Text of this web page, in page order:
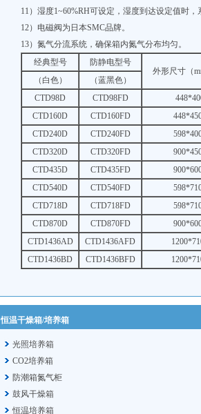
11）湿度1~60%RH可设定，湿度到达设定值时
12）电磁阀为日本SMC品牌。
13）氮气分流系统，确保箱内氮气分布均匀。
经典型号
防静电型号
外形尺寸（
（白色）
（蓝黑色）
CTD98D
CTD98FD
CTD160D
CTD160FD
CTD240D
CTD240FD
CTD320D
CTD320FD
CTD435D
CTD435FD
CTD540D
CTD540FD
CTD718D
CTD718FD
CTD870D
CTD870FD
CTD1436AD
CTD1436AFD
CTD1436BD
CTD1436BFD
恒温干燥箱/培养箱
光照培养箱
CO2培养箱
防潮箱氮气柜
鼓风干燥箱
恒温培养箱